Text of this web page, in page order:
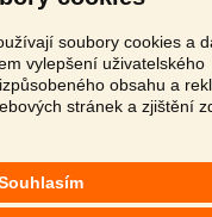
soubory cookies a
vylepšení uživatelského
obsahu a
stránek a zjištění